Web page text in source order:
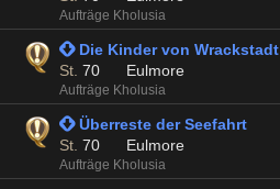
Aufträge Kholusia
 Die Kinder von Wrackstadt
St. 70 Eulmore
Aufträge Kholusia
 Überreste der Seefahrt
St. 70 Eulmore
Aufträge Kholusia